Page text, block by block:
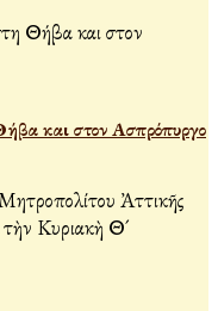
και στον Ασπρόπυργο